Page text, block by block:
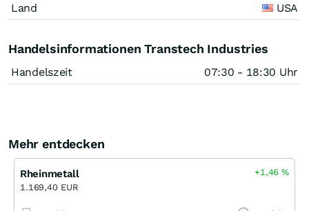
Land
USA
Handelsinformationen Transtech Industries
Handelszeit 07:30 - 18:30 Uhr
Mehr entdecken
Rheinmetall
1.169,40 EUR
+1,46%